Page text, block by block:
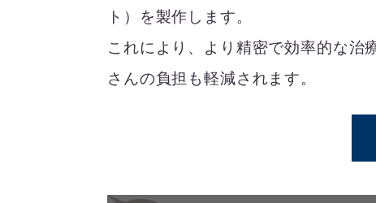
ト）を製作します。
これにより、より精密で効率的な治
さんの負担も軽減されます。